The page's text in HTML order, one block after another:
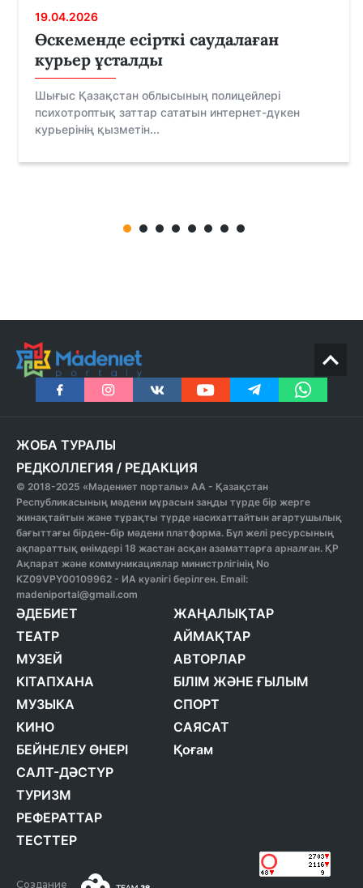
19.04.2026
Өскеменде есірткі саудалаған
курьер ұсталды
Шығыс Қазақстан облысының полицейлері
психотроптық заттар сататын интернет-дүкен
курьерінің қызметін...
ЖОБА ТУРАЛЫ
РЕДКОЛЛЕГИЯ / РЕДАКЦИЯ
© 2018-2025 «Мәдениет порталы» АА - Қазақстан
Республикасының мәдени мұрасын заңды түрде бір жерге
жинақтайтын және тұрақты түрде насихаттайтын ағартушылық
бағыттағы бірден-бір мәдени платформа. Бұл желі ресурсының
ақпараттық өнімдері 18 жастан асқан азаматтарға арналған. ҚР
Ақпарат және коммуникациялар министрлігінің No
KZ09VPY00109962 - ИА куәлігі берілген. Email:
madeniportal@gmail.com
ӘДЕБИЕТ
ТЕАТР
МУЗЕЙ
КІТАПХАНА
МУЗЫКА
КИНО
БЕЙНЕЛЕУ ӨНЕРІ
САЛТ-ДӘСТҮР
ТУРИЗМ
РЕФЕРАТТАР
ТЕСТТЕР
ЖАҢАЛЫҚТАР
АЙМАҚТАР
АВТОРЛАР
БІЛІМ ЖӘНЕ ҒЫЛЫМ
СПОРТ
САЯСАТ
Қоғам
Создание